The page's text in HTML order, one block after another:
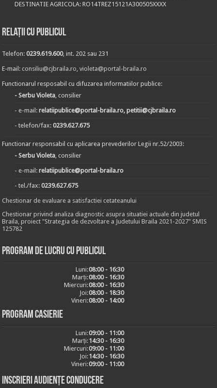
DESTINATIE AGRICOLA: RO14TREZ15121A300505XXXX
Relații cu publicul
Telefon:0239.619.600, int. 202 sau 231
E-mail:consiliu@cjbraila.ro,violeta@portal-braila.ro
Functionarul resposabil cu difuzarea informatiilor publice:
- Serbu Violeta, consilier
- e-mail:relatiipublice@portal-braila.ro, petitii@cjbraila.ro
- telefon/fax:0239.627.675
Functionar responsabil cu aplicarea prevederilor Legii nr.52/2003:
- Serbu Violeta, consilier
- e-mail:relatiipublice@portal-braila.ro
- tel./fax:0239.627.675
Chestionar de evaluare a satisfactiei cetateanului
Chestionar privind analiza diagnostic asupra situatiei actuale din judetul
Braila, proiect "Strategia de dezvoltare a Judetului Braila 2021-2027" SMIS
125782
Program de lucru cu publicul
Luni:08:00 - 16:30
Marți:08:00 - 16:30
Miercuri:08:00 - 16:30
Joi:08:00 - 18:30
Vineri:08:00 - 14:00
Program casierie
Luni:09:00 - 11:00
Marți:14:30 - 16:30
Miercuri:09:00 - 11:00
Joi:14:30 - 16:30
Vineri:09:00 - 11:00
Inscrieri audiențe conducere